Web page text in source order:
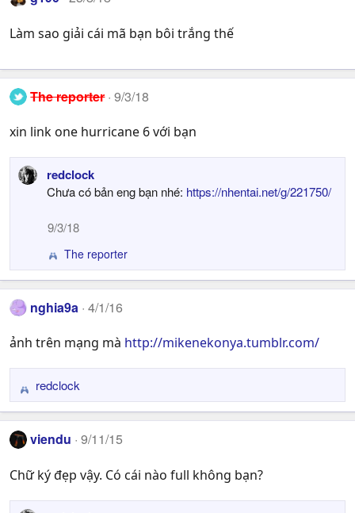
o
s
Làm sao giải cái mã bạn bôi trắng thế
The reporter 9/3/18
xin link one hurricane 6 với bạn
redclock
Chưa có bản eng bạn nhé: https://nhentai.net/g/221750/
9/3/18
R
e
a
c
i
o
n
s
:
The reporter
nghia9a 4/1/16
ảnh trên mạng mà http://mikenekonya.tumblr.com/
R
e
a
c
i
n
redclock
viendu 9/11/15
Chữ ký đẹp vậy. Có cái nào full không bạn?